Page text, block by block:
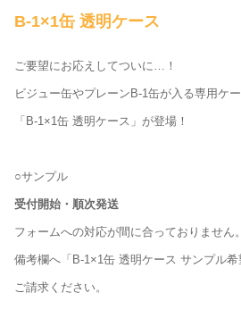
B-1×1缶 透明ケース
ご要望にお応えしてついに…！
ビジュー缶やプレーンB-1缶が入る専用ケ
「B-1×1缶 透明ケース」が登場！
○サンプル
受付開始・順次発送
フォームへの対応が間に合っておりません。
備考欄へ「B-1×1缶 透明ケース サンプル
ご請求ください。